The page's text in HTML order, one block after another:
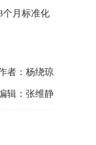
个月标准化
者：杨绕琼
辑：张维静